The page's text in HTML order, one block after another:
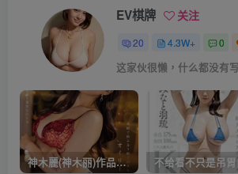
EV棋牌 关注
20 4.3W+ 0
这家伙很懒，什么都没有
神木麗(神木丽)作品STARS-804发布！出道一周年，华丽布拉甲闪亮动人！【EV棋牌】